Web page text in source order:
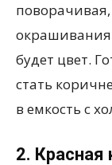
будет цвет.
стать
в емкость с
2. Красная